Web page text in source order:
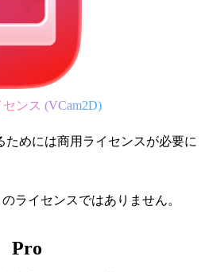
ンス (VCam2D)
ためには商用ライセンスが必要に
ライセンスではありません。
Pro